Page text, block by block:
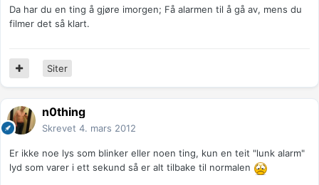
Da har du en ting å gjøre imorgen; Få alarmen til å gå av, mens du
filmer det så klart.
Siter
n0thing
Skrevet 4. mars 2012
Er ikke noe lys som blinker eller noen ting, kun en teit "lunk alarm"
lyd som varer i ett sekund så er alt tilbake til normalen